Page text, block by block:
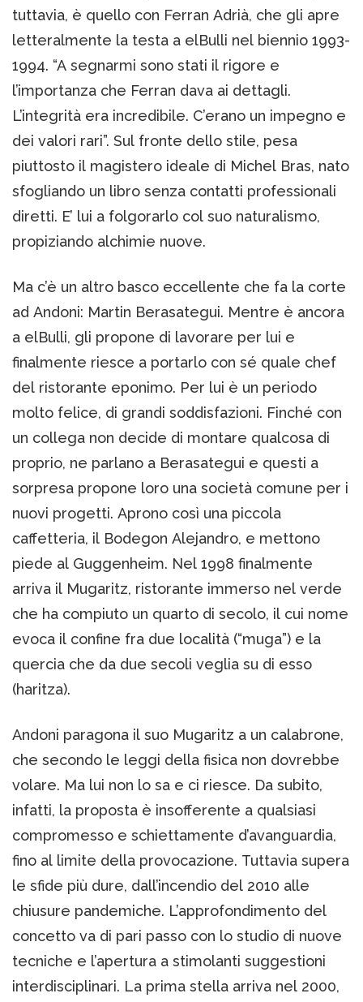
tuttavia, è quello con Ferran Adrià, che gli apre
letteralmente la testa a elBulli nel biennio 1993-
1994. “A segnarmi sono stati il rigore e
l’importanza che Ferran dava ai dettagli.
L’integrità era incredibile. C’erano un impegno e
dei valori rari”. Sul fronte dello stile, pesa
piuttosto il magistero ideale di Michel Bras, nato
sfogliando un libro senza contatti professionali
diretti. E’ lui a folgorarlo col suo naturalismo,
propiziando alchimie nuove.
Ma c’è un altro basco eccellente che fa la corte
ad Andoni: Martin Berasategui. Mentre è ancora
a elBulli, gli propone di lavorare per lui e
finalmente riesce a portarlo con sé quale chef
del ristorante eponimo. Per lui è un periodo
molto felice, di grandi soddisfazioni. Finché con
un collega non decide di montare qualcosa di
proprio, ne parlano a Berasategui e questi a
sorpresa propone loro una società comune per i
nuovi progetti. Aprono così una piccola
caffetteria, il Bodegon Alejandro, e mettono
piede al Guggenheim. Nel 1998 finalmente
arriva il Mugaritz, ristorante immerso nel verde
che ha compiuto un quarto di secolo, il cui nome
evoca il confine fra due località (“muga”) e la
quercia che da due secoli veglia su di esso
(haritza).
Andoni paragona il suo Mugaritz a un calabrone,
che secondo le leggi della fisica non dovrebbe
volare. Ma lui non lo sa e ci riesce. Da subito,
infatti, la proposta è insofferente a qualsiasi
compromesso e schiettamente d’avanguardia,
fino al limite della provocazione. Tuttavia supera
le sfide più dure, dall’incendio del 2010 alle
chiusure pandemiche. L’approfondimento del
concetto va di pari passo con lo studio di nuove
tecniche e l’apertura a stimolanti suggestioni
interdisciplinari. La prima stella arriva nel 2000,